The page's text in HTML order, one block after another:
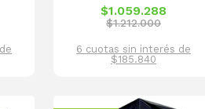
$1.059.288
$1.212.000
6 cuotas sin interés de
$185.840